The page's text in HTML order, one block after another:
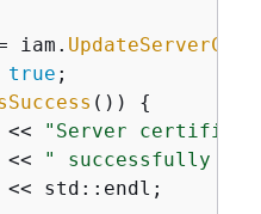
iam.
true ;
()) {
<<
"Server
<<
" successfully
std::endl;